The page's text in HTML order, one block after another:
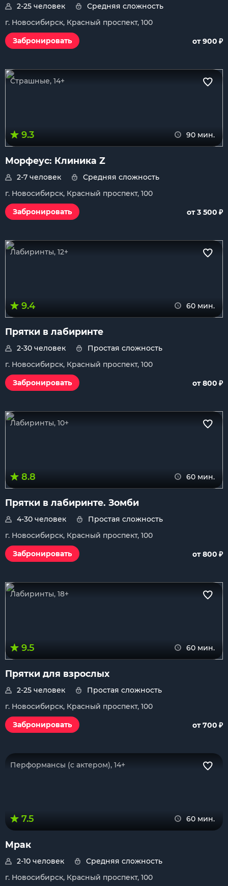
2-25 человек
Средняя сложность
г. Новосибирск, Красный проспект, 100
Забронировать
от 900 ₽
Страшные, 14+
9.3 90 мин.
Морфеус: Клиника Z
2-7 человек
Средняя сложность
г. Новосибирск, Красный проспект, 100
Забронировать
от 3 500 ₽
Лабиринты, 12+
9.4 60 мин.
Прятки в лабиринте
2-30 человек
Простая сложность
г. Новосибирск, Красный проспект, 100
Забронировать
от 800 ₽
Лабиринты, 10+
8.8 60 мин.
Прятки в лабиринте. Зомби
4-30 человек
Простая сложность
г. Новосибирск, Красный проспект, 100
Забронировать
от 800 ₽
Лабиринты, 18+
9.5 60 мин.
Прятки для взрослых
2-25 человек
Простая сложность
г. Новосибирск, Красный проспект, 100
Забронировать
от 700 ₽
Перформансы (с актером), 14+
7.5 60 мин.
Мрак
2-10 человек
Средняя сложность
г. Новосибирск, Красный проспект, 100